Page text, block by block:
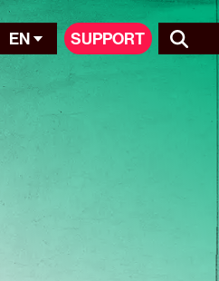
EN SUPPORT